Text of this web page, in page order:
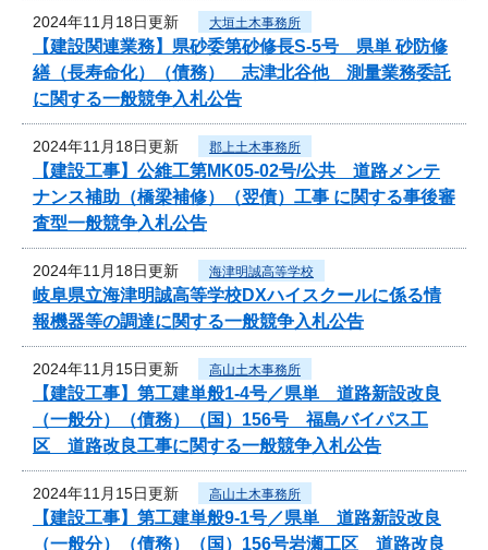
2024年11月18日更新 大垣土木事務所
【建設関連業務】県砂委第砂修長S-5号 県単 砂防修
繕（長寿命化）（債務） 志津北谷他 測量業務委託
に関する一般競争入札公告
2024年11月18日更新 郡上土木事務所
【建設工事】公維工第MK05-02号/公共 道路メンテ
ナンス補助（橋梁補修）（翌債）工事 に関する事後審
査型一般競争入札公告
2024年11月18日更新 海津明誠高等学校
岐阜県立海津明誠高等学校DXハイスクールに係る情
報機器等の調達に関する一般競争入札公告
2024年11月15日更新 高山土木事務所
【建設工事】第工建単般1-4号／県単 道路新設改良
（一般分）（債務）（国）156号 福島バイパス工
区 道路改良工事に関する一般競争入札公告
2024年11月15日更新 高山土木事務所
【建設工事】第工建単般9-1号／県単 道路新設改良
（一般分）（債務）（国）156号岩瀬工区 道路改良